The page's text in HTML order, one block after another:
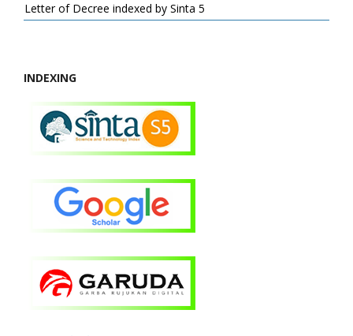
Letter of Decree indexed by Sinta 5
INDEXING